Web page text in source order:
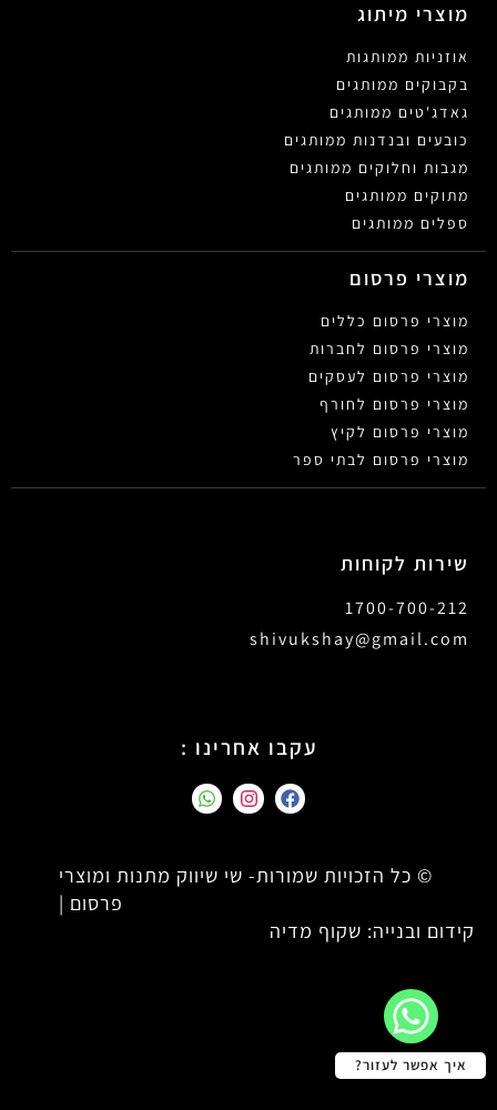
מוצרי מיתוג
אוזניות ממותגות
בקבוקים ממותגים
גאדג'טים ממותגים
כובעים ובנדנות ממותגים
מגבות וחלוקים ממותגים
מתוקים ממותגים
ספלים ממותגים
מוצרי פרסום
מוצרי פרסום כללים
מוצרי פרסום לחברות
מוצרי פרסום לעסקים
מוצרי פרסום לחורף
מוצרי פרסום לקיץ
מוצרי פרסום לבתי ספר
שירות לקוחות
1700-700-212
shivukshay@gmail.com
עקבו אחרינו :
© כל הזכויות שמורות- שי שיווק מתנות ומוצרי
פרסום |
קידום ובנייה: שקוף מדיה
איך אפשר לעזור?